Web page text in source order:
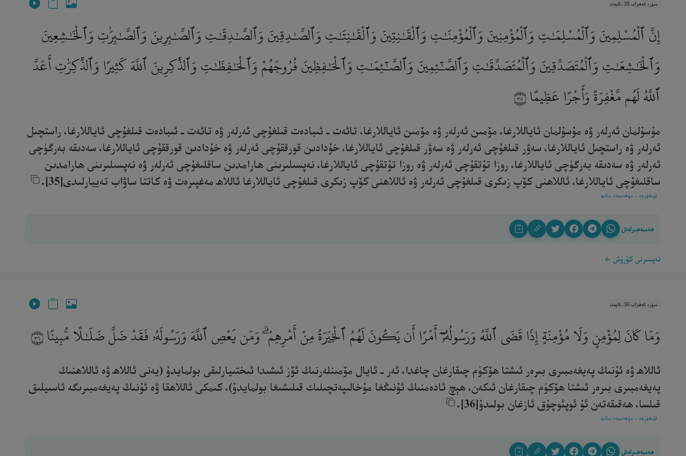
سۈرە ئەھزاب 35-ئايەت
إِنَّ ٱلْمُسْلِمِينَ وَٱلْمُسْلِمَـٰتِ وَٱلْمُؤْمِنِينَ وَٱلْمُؤْمِنَـٰتِ وَٱلْقَـٰنِتِينَ وَٱلْقَـٰنِتَـٰتِ وَٱلصَّـٰدِقِينَ وَٱلصَّـٰدِقَـٰتِ وَٱلصَّـٰبِرِينَ وَٱلصَّـٰبِرَٰتِ وَٱلْخَـٰشِعِينَ
وَٱلْخَـٰشِعَـٰتِ وَٱلْمُتَصَدِّقِينَ وَٱلْمُتَصَدِّقَـٰتِ وَٱلصَّـٰٓئِمِينَ وَٱلصَّـٰٓئِمَـٰتِ وَٱلْحَـٰفِظِينَ فُرُوجَهُمْ وَٱلْحَـٰفِظَـٰتِ وَٱلذَّٰكِرِينَ ٱللَّهَ كَثِيرًا وَٱلذَّٰكِرَٰتِ أَعَدَّ
ٱللَّهُ لَهُم مَّغْفِرَةً وَأَجْرًا عَظِيمًا
٣٥
مۇسۇلمان ئەرلەر ۋە مۇسۇلمان ئاياللارغا، مۆمىن ئەرلەر ۋە مۆمىن ئاياللارغا، تائەت ـ ئىبادەت قىلغۇچى ئەرلەر ۋە تائەت ـ ئىبادەت قىلغۇچى ئاياللارغا، راستچىل
ئەرلەر ۋە راستچىل ئاياللارغا، سەۋر قىلغۇچى ئەرلەر ۋە سەۋر قىلغۇچى ئاياللارغا، خۇدادىن قورققۇچى ئەرلەر ۋە خۇدادىن قورققۇچى ئاياللارغا، سەدىقە بەرگۈچى
ئەرلەر ۋە سەدىقە بەرگۈچى ئاياللارغا، روزا تۇتقۇچى ئەرلەر ۋە روزا تۇتقۇچى ئاياللارغا، نەپسىلىرىنى ھارامدىن ساقلىغۇچى ئەرلەر ۋە نەپسىلىرىنى ھارامدىن
ساقلىغۇچى ئاياللارغا، ئاللاھنى كۆپ زىكرى قىلغۇچى ئەرلەر ۋە ئاللاھنى كۆپ زىكرى قىلغۇچى ئاياللارغا ئاللاھ مەغپىرەت ۋە كاتتا ساۋاب تەييارلىدى[35].‎
ئۇيغۇرچە - مۇھەممەد سالىھ
ھەمبەھىرلەش
تەپسىرنى كۆرۈش
سۈرە ئەھزاب 36-ئايەت
وَمَا كَانَ لِمُؤْمِنٍ وَلَا مُؤْمِنَةٍ إِذَا قَضَى ٱللَّهُ وَرَسُولُهُۥٓ أَمْرًا أَن يَكُونَ لَهُمُ ٱلْخِيَرَةُ مِنْ أَمْرِهِمْ ۗ وَمَن يَعْصِ ٱللَّهَ وَرَسُولَهُۥ فَقَدْ ضَلَّ ضَلَـٰلًا مُّبِينًا ٣٦
ئاللاھ ۋە ئۇنىڭ پەيغەمبىرى بىرەر ئىشتا ھۆكۈم چىقارغان چاغدا، ئەر ـ ئايال مۆمىنلەرنىڭ ئۆز ئىشىدا ئىختىيارلىقى بولمايدۇ (يەنى ئاللاھ ۋە ئاللاھنىڭ
پەيغەمبىرى بىرەر ئىشتا ھۆكۈم چىقارغان ئىكەن، ھېچ ئادەمنىڭ ئۇنىڭغا مۇخالىپەتچىلىك قىلىشىغا بولمايدۇ)، كىمكى ئاللاھقا ۋە ئۇنىڭ پەيغەمبىرىگە ئاسىيلىق
قىلسا، ھەقىقەتەن ئۇ ئوپئوچۇق ئازغان بولىدۇ[36].‎
ئۇيغۇرچە - مۇھەممەد سالىھ
ھەمبەھىرلەش